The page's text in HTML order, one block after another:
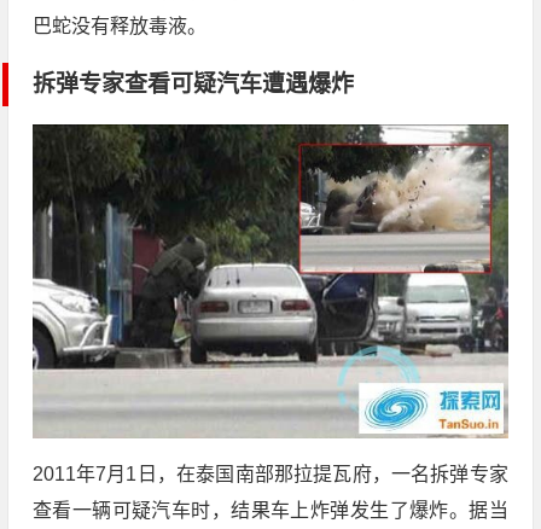
巴蛇没有释放毒液。
拆弹专家查看可疑汽车遭遇爆炸
2011年7月1日，在泰国南部那拉提瓦府，一名拆弹专家
查看一辆可疑汽车时，结果车上炸弹发生了爆炸。据当